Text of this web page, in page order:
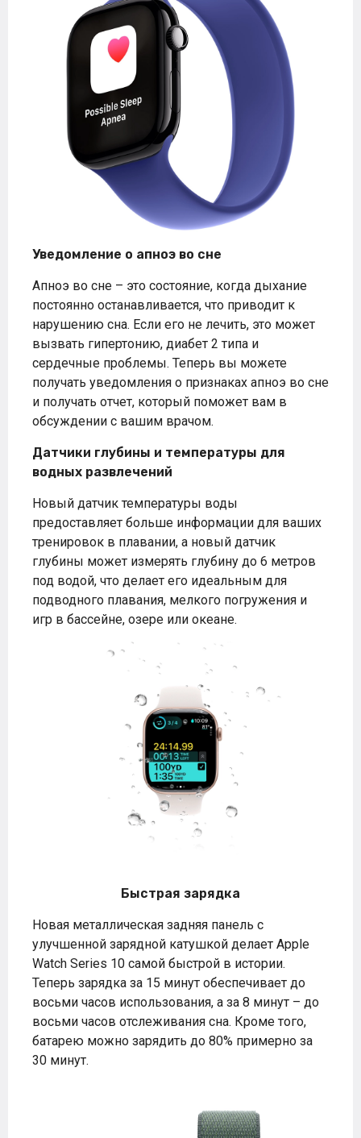
Уведомление о апноэ во сне
Апноэ во сне – это состояние, когда дыхание
постоянно останавливается, что приводит к
нарушению сна. Если его не лечить, это может
вызвать гипертонию, диабет 2 типа и
сердечные проблемы. Теперь вы можете
получать уведомления о признаках апноэ во сне
и получать отчет, который поможет вам в
обсуждении с вашим врачом.
Датчики глубины и температуры для
водных развлечений
Новый датчик температуры воды
предоставляет больше информации для ваших
тренировок в плавании, а новый датчик
глубины может измерять глубину до 6 метров
под водой, что делает его идеальным для
подводного плавания, мелкого погружения и
игр в бассейне, озере или океане.
Быстрая зарядка
Новая металлическая задняя панель с
улучшенной зарядной катушкой делает Apple
Watch Series 10 самой быстрой в истории.
Теперь зарядка за 15 минут обеспечивает до
восьми часов использования, а за 8 минут – до
восьми часов отслеживания сна. Кроме того,
батарею можно зарядить до 80% примерно за
30 минут.